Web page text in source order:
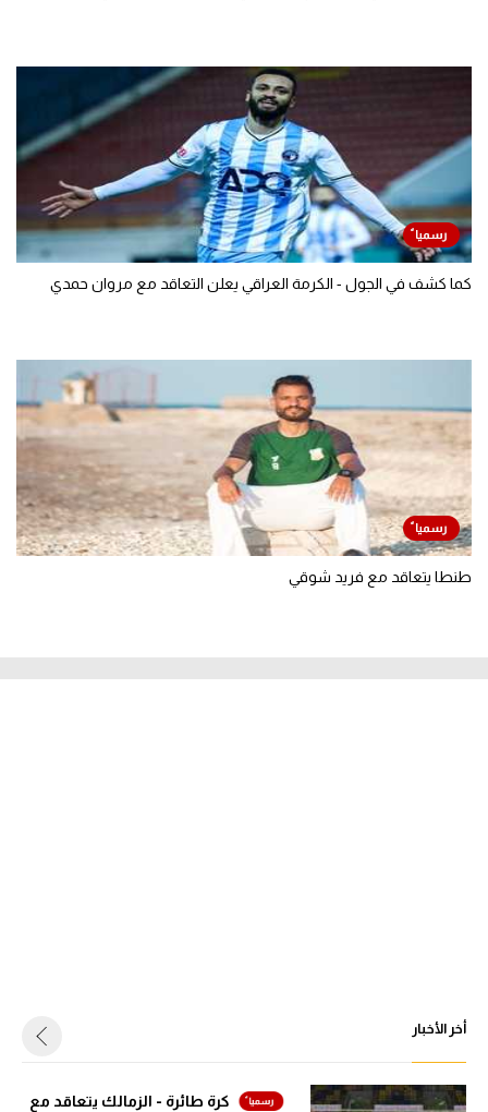
كما كشف في الجول - الكرمة العراقي يعلن التعاقد مع مروان حمدي
طنطا يتعاقد مع فريد شوقي
أخر الأخبار
كرة طائرة - الزمالك يتعاقد مع